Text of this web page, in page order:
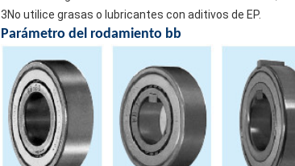
3No utilice grasas o lubricantes con aditivos de EP.
Parámetro del rodamiento bb